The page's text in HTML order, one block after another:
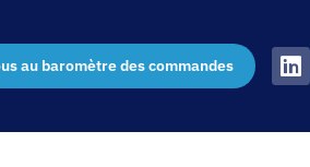
au baromètre des commandes